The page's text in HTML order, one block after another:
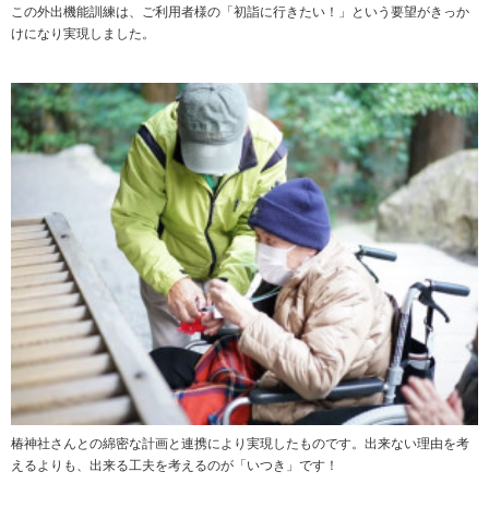
この外出機能訓練は、ご利用者様の「初詣に行きたい！」という要望がきっか
けになり実現しました。
椿神社さんとの綿密な計画と連携により実現したものです。出来ない理由を考
えるよりも、出来る工夫を考えるのが「いつき」です！